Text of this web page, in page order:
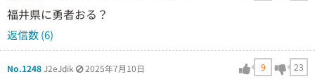
福井県に勇者おる？
返信数 (6)
No.1248J2eJdik 2025年7月10日 9 23